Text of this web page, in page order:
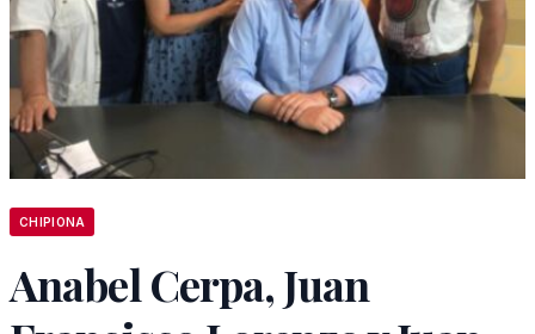
CHIPIONA
Anabel Cerpa, Juan